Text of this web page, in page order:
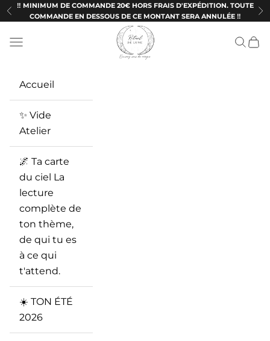
Passer au contenu
Précédent
‼️ MINIMUM DE COMMANDE 20€ HORS FRAIS D'EXPÉDITION. TOUTE
COMMANDE EN DESSOUS DE CE MONTANT SERA ANNULÉE ‼️
Ritueldelune
Menu
Accueil
✨ Vide
Atelier
🌌 Ta carte
du ciel La
lecture
complète de
ton thème,
de qui tu es
à ce qui
t'attend.
☀️ TON ÉTÉ
2026